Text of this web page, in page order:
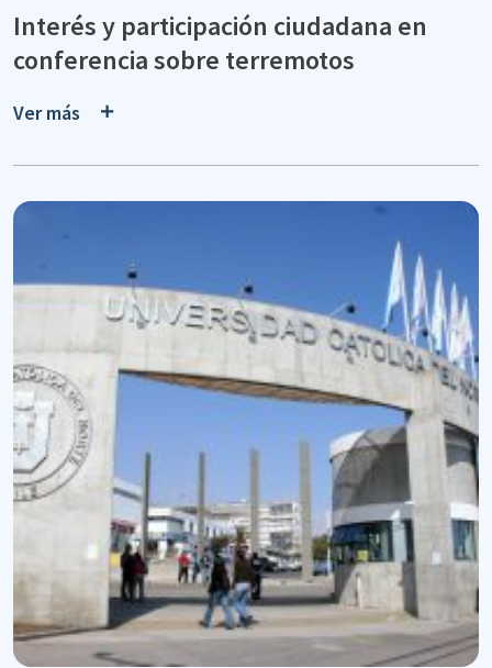
Interés y participación ciudadana en
conferencia sobre terremotos
Ver más